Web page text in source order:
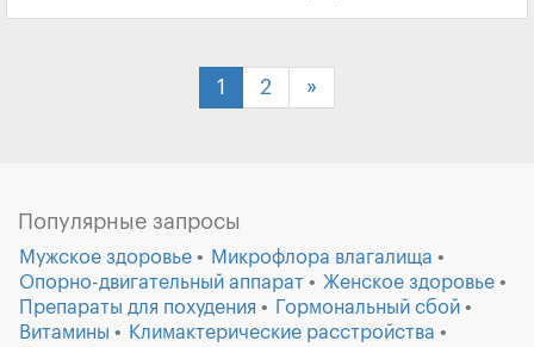
1 2 »
Популярные запросы
Мужское здоровье
Микрофлора влагалища
Опорно-двигательный аппарат
Женское здоровье
Препараты для похудения
Гормональный сбой
Витамины
Климактерические расстройства